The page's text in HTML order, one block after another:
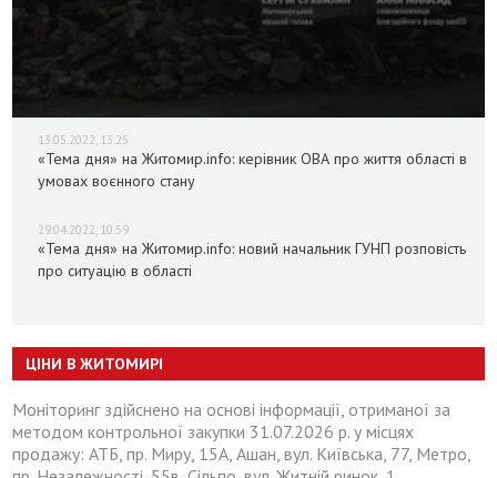
13.05.2022, 13:25
«Тема дня» на Житомир.info: керівник ОВА про життя області в
умовах воєнного стану
29.04.2022, 10:59
«Тема дня» на Житомир.info: новий начальник ГУНП розповість
про ситуацію в області
ЦІНИ В ЖИТОМИРІ
Моніторинг здійснено на основі інформації, отриманої за
методом контрольної закупки 31.07.2026 р. у місцях
продажу: АТБ, пр. Миру, 15А, Ашан, вул. Київська, 77, Метро,